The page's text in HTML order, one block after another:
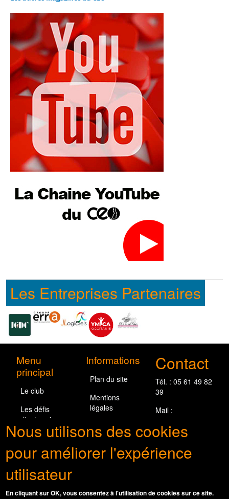
Nous utilisons des cookies
pour améliorer l'expérience
utilisateur
En cliquant sur OK, vous consentez à l'utilisation de cookies sur ce site.
Les Entreprises Partenaires
Menu
principal
Le club
Les défis
d'entreprises
Les
entreprises
adhérentes
Informations
Plan du site
Mentions
légales
Contact
Tél. : 05 61 49 82
39
Mail :
eo.fr
Nous suivre